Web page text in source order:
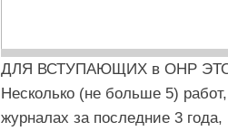
ДЛЯ ВСТУПАЮЩИХ в ОНР
Несколько (не больше 5)
журналах за последние 3